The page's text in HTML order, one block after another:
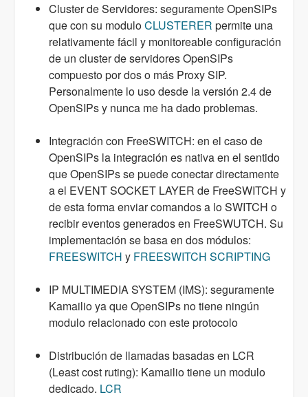
Cluster de Servidores: seguramente OpenSIPs
que con su moduloCLUSTERER permite una
relativamente fácil y monitoreable configuración
de un cluster de servidores OpenSIPs
compuesto por dos o más Proxy SIP.
Personalmente lo uso desde la versión 2.4 de
OpenSIPs y nunca me ha dado problemas.
Integración con FreeSWITCH: en el caso de
OpenSIPs la integración es nativa en el sentido
que OpenSIPs se puede conectar directamente
a el EVENT SOCKET LAYER de FreeSWITCH y
de esta forma enviar comandos a lo SWITCH o
recibir eventos generados en FreeSWUTCH. Su
implementación se basa en dos módulos:
FREESWITCH y FREESWITCH SCRIPTING
IP MULTIMEDIA SYSTEM (IMS): seguramente
Kamailio ya que OpenSIPs no tiene ningún
modulo relacionado con este protocolo
Distribución de llamadas basadas en LCR
(Least cost ruting): Kamailio tiene un modulo
dedicado. LCR